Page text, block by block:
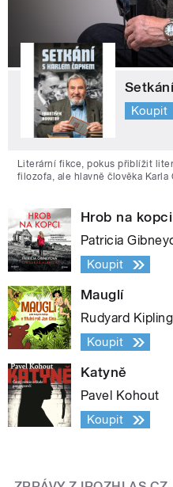
Koupit
Literární fikce, pokus přiblížit
filozofa, ale hlavně člověka
Hrob na kopci
Patricia
Koupit
Mauglí
Rudyard Kipling
Koupit
Katyně
Pavel Kohout
Koupit